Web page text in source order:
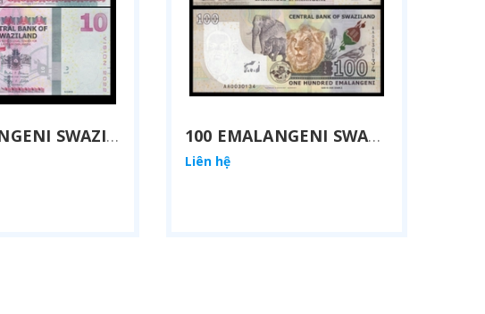
10 EMALANGENI SWAZILAND 2015 100 EMALANGENI SWAZILAND 2017
Liên hệ